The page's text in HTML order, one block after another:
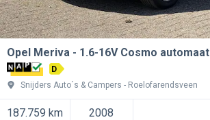
Opel Meriva 1.6-16V Cosmo automaat
D
Snijders Auto´s & Campers
Roelofarendsveen
187.759 km 2008